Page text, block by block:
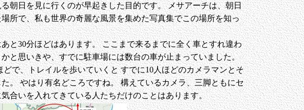
朝日を見に行くのが早起きした目的です。 メサアーチは、朝日
所で、私も世界の奇麗な風景を集めた写真集でこの場所を知っ
と30分ほどはあります。 ここまで来るまでに全く車とすれ違わ
と思いきや、すでに駐車場には数台の車が止まっていました。
で、トレイルを歩いていくと すでに10人ほどのカメラマンとそ
。 やはり有名どころですね。 構えているカメラ、三脚ともにセ
合いを入れてきている人たちだけのことはあります。